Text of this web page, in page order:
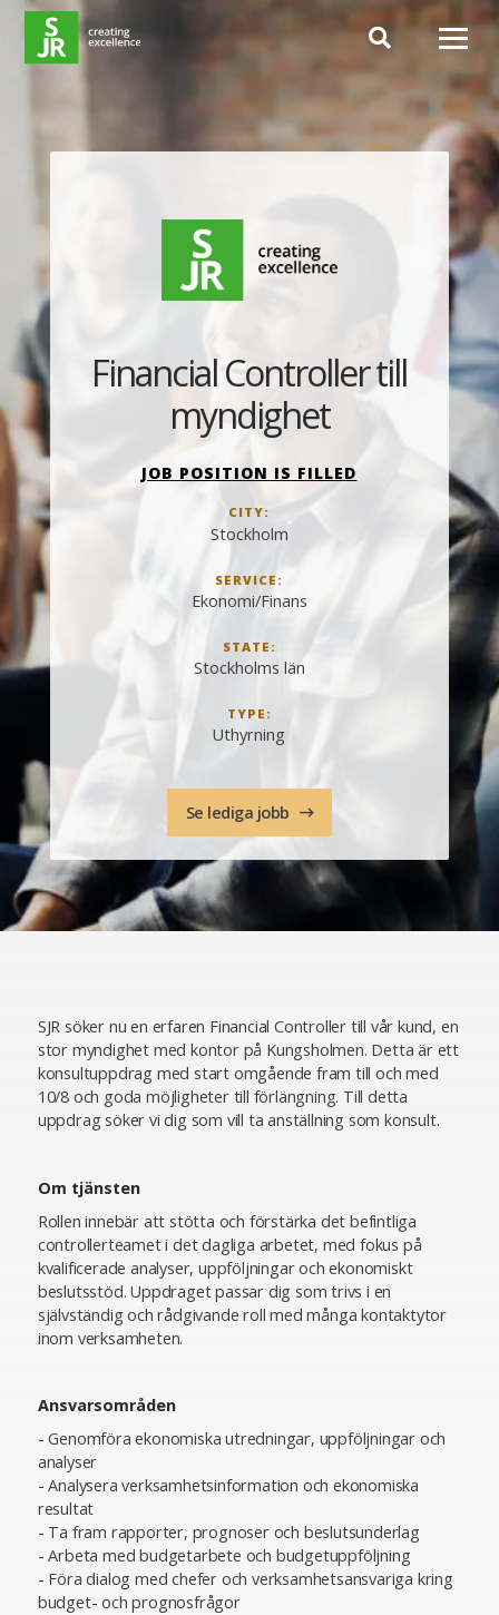
Hoppa till innehåll
JOB POSITION IS FILLED
CITY:
Stockholm
SERVICE:
Ekonomi/Finans
STATE:
Stockholms län
TYPE:
Uthyrning
Financial Controller till
myndighet
Se lediga jobb
SJR söker nu en erfaren Financial Controller till vår kund, en
stor myndighet med kontor på Kungsholmen. Detta är ett
konsultuppdrag med start omgående fram till och med
10/8 och goda möjligheter till förlängning. Till detta
uppdrag söker vi dig som vill ta anställning som konsult.
Om tjänsten
Rollen innebär att stötta och förstärka det befintliga
controllerteamet i det dagliga arbetet, med fokus på
kvalificerade analyser, uppföljningar och ekonomiskt
beslutsstöd. Uppdraget passar dig som trivs i en
självständig och rådgivande roll med många kontaktytor
inom verksamheten.
Ansvarsområden
- Genomföra ekonomiska utredningar, uppföljningar och
analyser
- Analysera verksamhetsinformation och ekonomiska
resultat
- Ta fram rapporter, prognoser och beslutsunderlag
- Arbeta med budgetarbete och budgetuppföljning
- Föra dialog med chefer och verksamhetsansvariga kring
budget- och prognosfrågor